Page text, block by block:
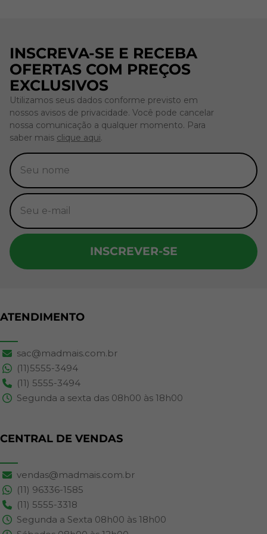
INSCREVA-SE E RECEBA
OFERTAS COM PREÇOS
EXCLUSIVOS
Utilizamos seus dados conforme previsto em
nossos avisos de privacidade. Você pode cancelar
nossa comunicação a qualquer momento. Para
saber mais clique aqui.
INSCREVER-SE
ATENDIMENTO
sac@madmais.com.br
(11)5555-3494
(11) 5555-3494
Segunda a sexta das 08h00 às 18h00
CENTRAL DE VENDAS
vendas@madmais.com.br
(11) 96336-1585
(11) 5555-3318
Segunda a Sexta 08h00 às 18h00